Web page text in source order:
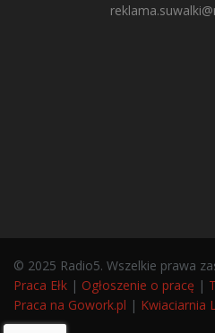
© 2025 Radio5. Wszelkie prawa
Praca Ełk | Ogłoszenie o pracę |
Praca na Gowork.pl | Kwiaciarnia